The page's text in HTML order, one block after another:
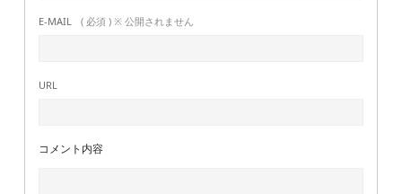
E-MAIL ( 必須 ) ※ 公開されません
URL
コメント内容